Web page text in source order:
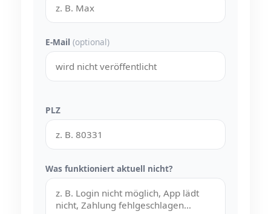
E-Mail (optional)
PLZ
Was funktioniert aktuell nicht?